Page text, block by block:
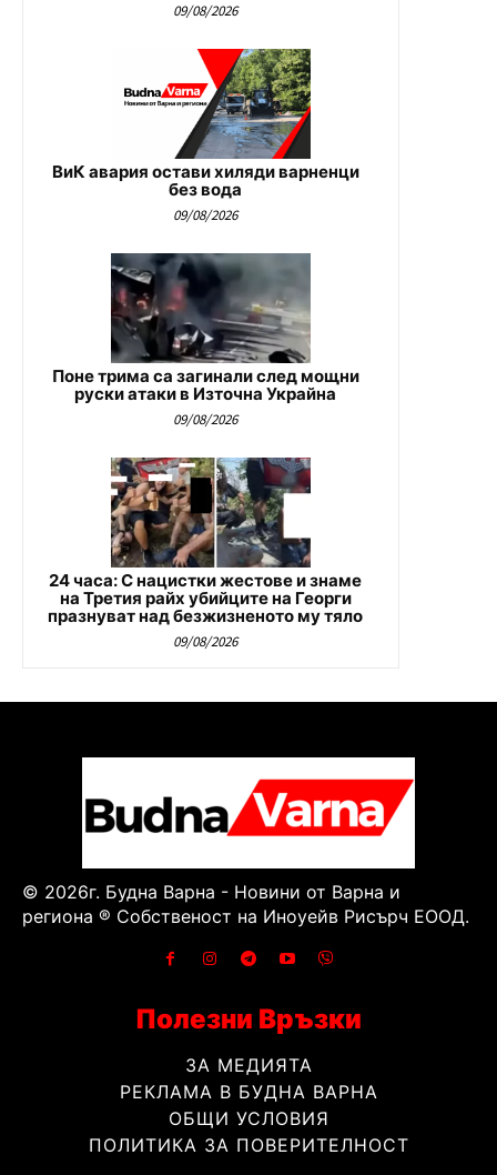
09/08/2026
ВиК авария остави хиляди варненци
без вода
09/08/2026
Поне трима са загинали след мощни
руски атаки в Източна Украйна
09/08/2026
24 часа: С нацистки жестове и знаме
на Третия райх убийците на Георги
празнуват над безжизненото му тяло
09/08/2026
© 2026г. Будна Варна - Новини от Варна и
региона ® Собственост на Иноуейв Рисърч ЕООД.
Полезни Връзки
ЗА МЕДИЯТА
РЕКЛАМА В БУДНА ВАРНА
ОБЩИ УСЛОВИЯ
ПОЛИТИКА ЗА ПОВЕРИТЕЛНОСТ